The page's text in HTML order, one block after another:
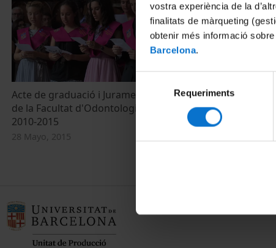
vostra experiència de la
finalitats de màrqueting
obtenir més informació
Barcelona.
consentiment
Requeriments
Acte de graduació i Jurament Hipocràtic
de la Facultat d'Odontologia. Promoció
2010-2015
28 Mayo, 2015